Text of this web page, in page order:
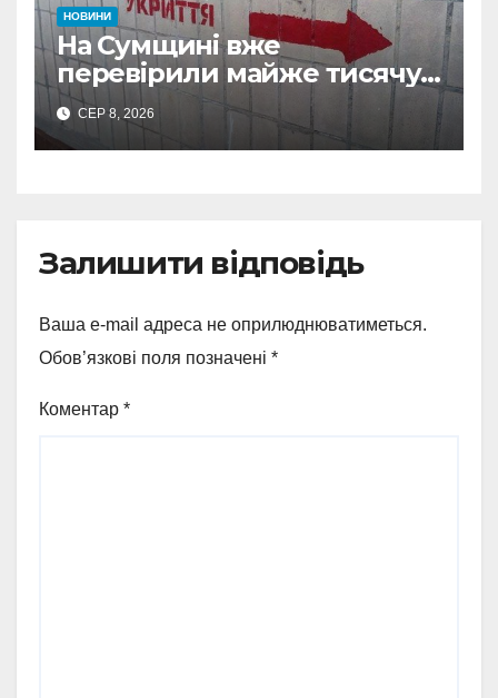
НОВИНИ
На Сумщині вже
перевірили майже тисячу
укриттів: де виявили
замкнені двері
СЕР 8, 2026
Залишити відповідь
Ваша e-mail адреса не оприлюднюватиметься.
Обов’язкові поля позначені *
Коментар *